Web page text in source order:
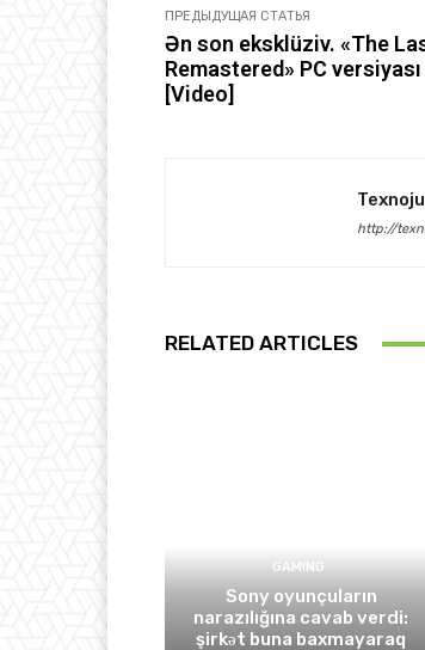
ПРЕДЫДУЩАЯ СТАТЬЯ
Ən son eksklüziv. «The
Remastered» PC
[Video]
http://
RELATED ARTICLES
GAMING
Sony oyunçuların
narazılığına cavab verdi:
şirkət buna baxmayaraq